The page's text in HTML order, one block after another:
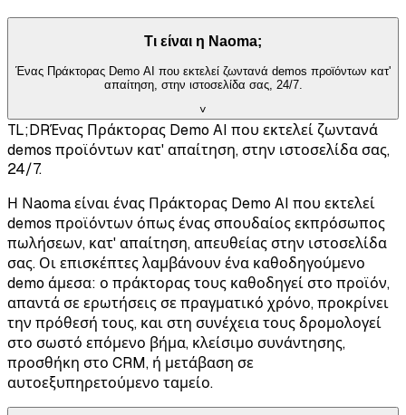
Τι είναι η Naoma;
Ένας Πράκτορας Demo AI που εκτελεί ζωντανά demos προϊόντων κατ'
απαίτηση, στην ιστοσελίδα σας, 24/7.
˅
TL;DRΈνας Πράκτορας Demo AI που εκτελεί ζωντανά
demos προϊόντων κατ' απαίτηση, στην ιστοσελίδα σας,
24/7.
Η Naoma είναι ένας Πράκτορας Demo AI που εκτελεί
demos προϊόντων όπως ένας σπουδαίος εκπρόσωπος
πωλήσεων, κατ' απαίτηση, απευθείας στην ιστοσελίδα
σας. Οι επισκέπτες λαμβάνουν ένα καθοδηγούμενο
demo άμεσα: ο πράκτορας τους καθοδηγεί στο προϊόν,
απαντά σε ερωτήσεις σε πραγματικό χρόνο, προκρίνει
την πρόθεσή τους, και στη συνέχεια τους δρομολογεί
στο σωστό επόμενο βήμα, κλείσιμο συνάντησης,
προσθήκη στο CRM, ή μετάβαση σε
αυτοεξυπηρετούμενο ταμείο.